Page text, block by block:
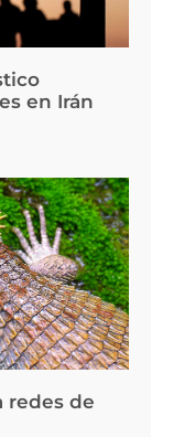
en Irán
redes de